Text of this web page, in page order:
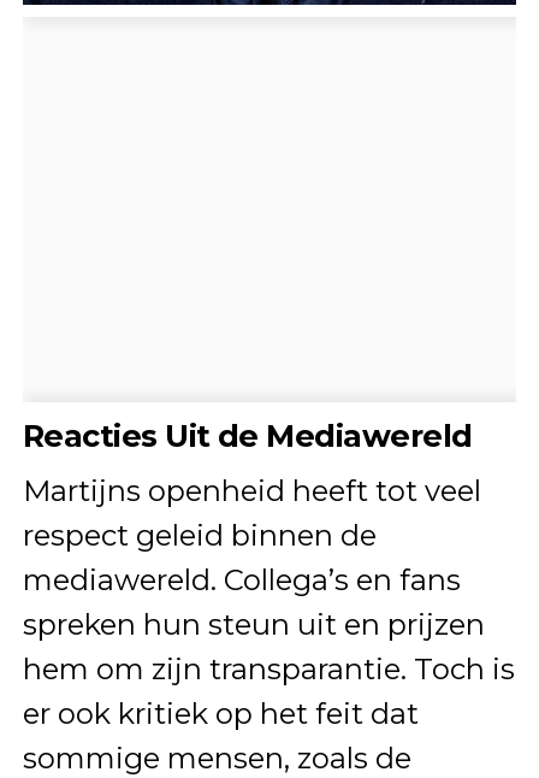
Reacties Uit de Mediawereld
Martijns openheid heeft tot veel
respect geleid binnen de
mediawereld. Collega’s en fans
spreken hun steun uit en prijzen
hem om zijn transparantie. Toch is
er ook kritiek op het feit dat
sommige mensen, zoals de